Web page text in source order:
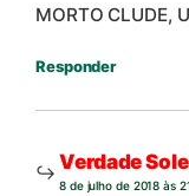
MORTO CLUDE,
Responder
Verdade
8 de julho de 2018 às